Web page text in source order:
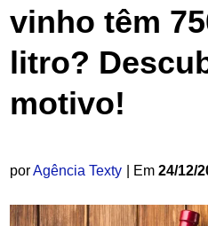
vinho têm
litro?
motivo!
porAgência Texty | Em 24/12/